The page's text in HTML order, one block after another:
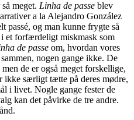
meget. Linha de passe blev
a la Alejandro González
passé, og man kunne frygte så
et forfærdeligt miskmask som
de passe om, hvordan vores
nogen gange ikke. De
de er også meget forskellige,
ikke særligt tætte på deres mødre,
i livet. Nogle gange fester de
kan det påvirke de tre andre.